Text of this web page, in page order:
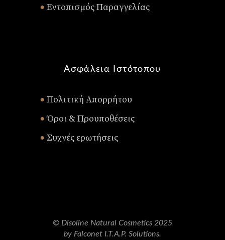
• Εντοπισμός Παραγγελίας
Ασφάλεια Ιστότοπου
• Πολιτική Απορρήτου
• Όροι & Προυποθέσεις
• Συχνές ερωτήσεις
© Disoline Natural Cosmetics 2025
by Falconet I.T.A.P. Solutions.